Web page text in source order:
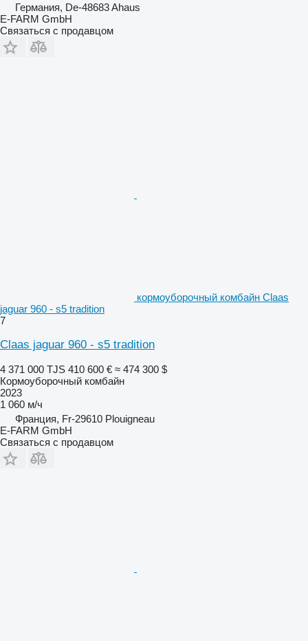
Германия, De-48683 Ahaus
E-FARM GmbH
Связаться с продавцом
кормоуборочный комбайн Claas
jaguar 960 - s5 tradition
7
Claas jaguar 960 - s5 tradition
4 371 000 TJS 410 600 € ≈ 474 300 $
Кормоуборочный комбайн
2023
1 060 м/ч
Франция, Fr-29610 Plouigneau
E-FARM GmbH
Связаться с продавцом